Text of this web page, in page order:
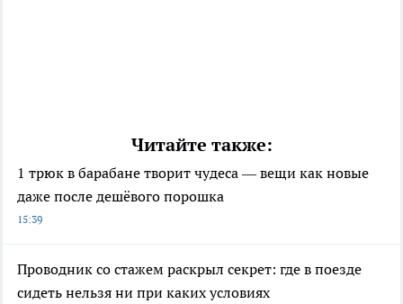
Читайте также:
1 трюк в барабане творит чудеса — вещи как новые
даже после дешёвого порошка
15:39
Проводник со стажем раскрыл секрет: где в поезде
сидеть нельзя ни при каких условиях